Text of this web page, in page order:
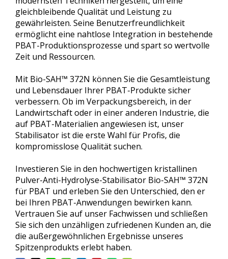
gleichbleibende Qualität und Leistung zu
gewährleisten. Seine Benutzerfreundlichkeit
ermöglicht eine nahtlose Integration in bestehende
PBAT-Produktionsprozesse und spart so wertvolle
Zeit und Ressourcen.
Mit Bio-SAH™ 372N können Sie die Gesamtleistung
und Lebensdauer Ihrer PBAT-Produkte sicher
verbessern. Ob im Verpackungsbereich, in der
Landwirtschaft oder in einer anderen Industrie, die
auf PBAT-Materialien angewiesen ist, unser
Stabilisator ist die erste Wahl für Profis, die
kompromisslose Qualität suchen.
Investieren Sie in den hochwertigen kristallinen
Pulver-Anti-Hydrolyse-Stabilisator Bio-SAH™ 372N
für PBAT und erleben Sie den Unterschied, den er
bei Ihren PBAT-Anwendungen bewirken kann.
Vertrauen Sie auf unser Fachwissen und schließen
Sie sich den unzähligen zufriedenen Kunden an, die
die außergewöhnlichen Ergebnisse unseres
Spitzenprodukts erlebt haben.